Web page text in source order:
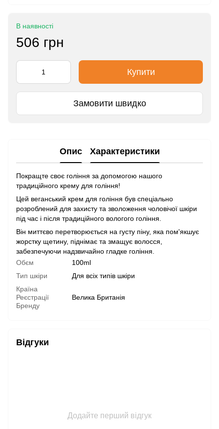
В наявності
506 грн
Купити
Замовити швидко
Опис Характеристики
Покращте своє гоління за допомогою нашого
традиційного крему для гоління!
Цей веганський крем для гоління був спеціально
розроблений для захисту та зволоження чоловічої шкіри
під час і після традиційного вологого гоління.
Він миттєво перетворюється на густу піну, яка пом'якшує
жорстку щетину, піднімає та змащує волосся,
забезпечуючи надзвичайно гладке гоління.
Обєм
100ml
Тип шкіри
Для всіх типів шкіри
Країна
Реєстрації
Бренду
Велика Британія
Відгуки
Додайте перший відгук